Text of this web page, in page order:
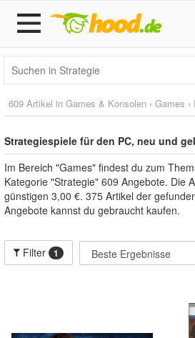
609 Artikel in Games & Konsolen › Games ›
Strategiespiele für den PC, neu und
Im Bereich "Games" findest du zum
Kategorie "Strategie" 609 Angebote. Die
günstigen 3,00 €. 375 Artikel der
Angebote kannst du gebraucht kaufen.
Filter 1